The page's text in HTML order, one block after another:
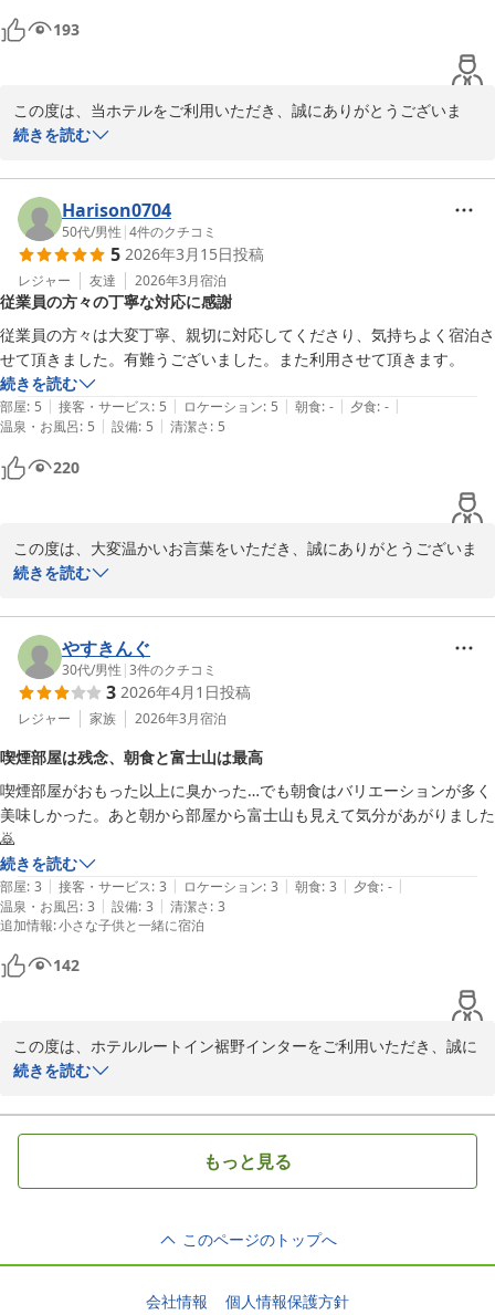
「機会があればまた利用したい」とのお言葉を頂戴し、重ねて御礼
申し上げます。お客様に再びお目にかかれる日を心よりお待ち申し
上げております。次回のご滞在も、今回以上に素晴らしいものとな
りますよう、一同精一杯努めてまいる所存でございます。
ます。
フロント　藤澤
ホテルルートイン裾野インター
2026-04-14
193
この度は、当ホテルをご利用いただき、誠にありがとうございま
す。また温かい言葉を頂き、従業員一同今後の励みになります。
裾野グランドへのアクセスや、コンビニ・スーパーが近い点がお客
様にとって便利であったこと、嬉しく存じます。
今後も満足いただけるようサービスの向上に努めてまいります。ま
た、裾野にお立ち寄りの際には当ホテルをご利用いただけると幸い
でございます。
またのお越しを従業員一同心よりお待ちしております。
フロント　尾﨑
ホテルルートイン裾野インター
2026-04-06
続きを読む
Harison0704
50代/男性 |4件のクチコミ
5 2026年3月15日投稿
レジャー 友達 2026年3月宿泊
従業員の方々の丁寧な対応に感謝
従業員の方々は大変丁寧、親切に対応してくださり、気持ちよく宿泊さ
せて頂きました。有難うございました。また利用させて頂きます。
続きを読む
部屋: 5 | 接客・サービス: 5 | ロケーション: 5 | 朝食: - | 夕食: - |
温泉・お風呂: 5 | 設備: 5 | 清潔さ: 5
220
この度は、大変温かいお言葉をいただき、誠にありがとうございま
す。
従業員の丁寧かつ親切な対応が、お客様の快適なご滞在に繋がった
とのこと、大変嬉しく存じます。このようなお褒めの言葉は、私ど
も従業員一同にとりまして、何よりの励みとなります。
今後も、お客様にご満足いただけるサービスの提供に一層努めてま
フロント　藤澤
ホテルルートイン裾野インター
2026-03-15
続きを読む
やすきんぐ
30代/男性 |3件のクチコミ
3 2026年4月1日投稿
レジャー 家族 2026年3月宿泊
喫煙部屋は残念、朝食と富士山は最高
喫煙部屋がおもった以上に臭かった…でも朝食はバリエーションが多く
美味しかった。あと朝から部屋から富士山も見えて気分があがりました
🙇
続きを読む
部屋: 3 | 接客・サービス: 3 | ロケーション: 3 | 朝食: 3 | 夕食: - |
温泉・お風呂: 3 | 設備: 3 | 清潔さ: 3
追加情報:小さな子供と一緒に宿泊
142
この度は、ホテルルートイン裾野インターをご利用いただき、誠に
ありがとうございます。
おタバコの臭いにつきましては、換気清掃が行き届いておらず、ご
不快な思いをさせてしまい申し訳ございませんでした。紙たばこに
匂いはどうしても匂いが残ってしまいますが、空気清浄機や換気等
できるだけの対応をさせていただきます。皆様に快適にお過ごしい
朝食にご満足いただけたとのこと、とても嬉しく思います。大きな
富士山を目の前に召し上がる朝食は、和洋中様々なメニューを取り
続きを読む
もっと見る
このページのトップへ
会社情報 個人情報保護方針